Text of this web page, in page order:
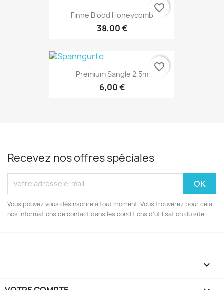
Finne Blood Honeycomb
38,00 €
favorite_border
Premium Sangle 2,5m
6,00 €
favorite_border
Recevez nos offres spéciales
Vous pouvez vous désinscrire à tout moment. Vous trouverez pour cela
nos informations de contact dans les conditions d'utilisation du site.
